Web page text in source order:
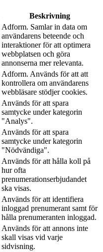
Beskrivning
Adform. Samlar in data om
användarens beteende och
interaktioner för att optimera
webbplatsen och göra
annonserna mer relevanta.
Adform. Används för att att
kontrollera om användarens
webbläsare stödjer cookies.
Används för att spara
samtycke under kategorin
"Analys".
Används för att spara
samtycke under kategorin
"Nödvändiga".
Används för att hålla koll på
hur ofta
prenumerationserbjudandet
ska visas.
Används för att identifiera
inloggad prenumerant samt för
hålla prenumeranten inloggad.
Används för att annons inte
skall visas vid varje
sidvisning.